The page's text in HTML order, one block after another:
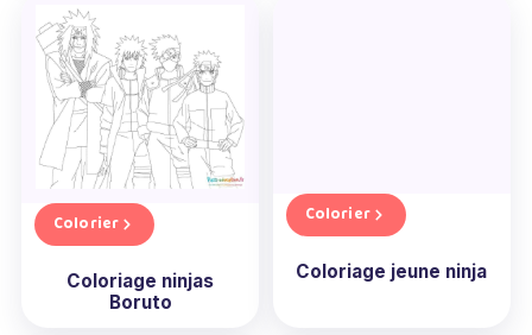
Colorier
Coloriage ninjas
Boruto
Colorier
Coloriage jeune ninja